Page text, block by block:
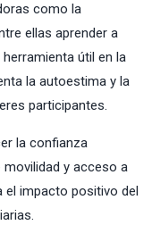
como la
ellas aprender a
útil en la
la autoestima y la
participantes.
la confianza
movilidad y acceso a
el impacto positivo del